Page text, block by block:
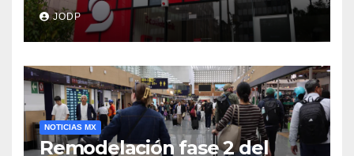
JODP
NOTICIAS MX
Remodelación fase 2 del